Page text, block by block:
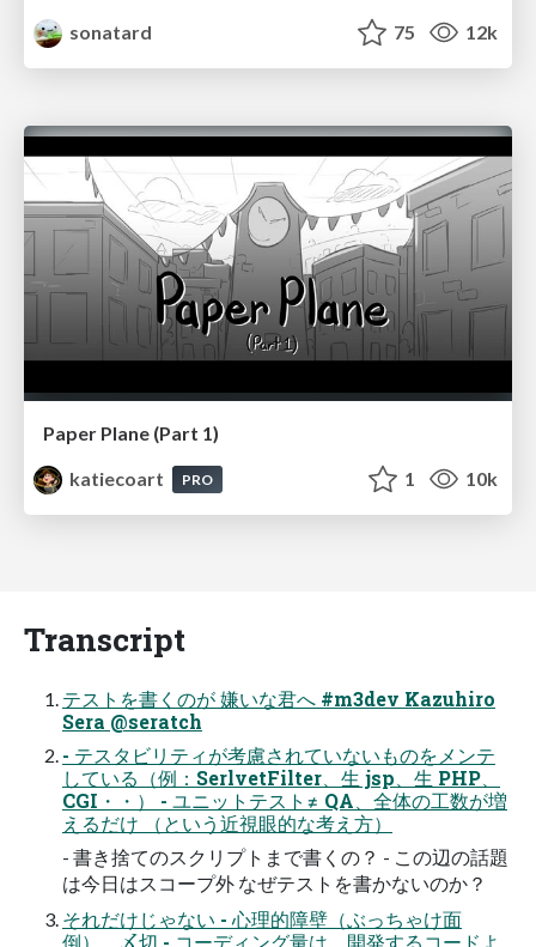
sonatard
75 12k
Paper Plane (Part 1)
katiecoart
PRO 1 10k
Transcript
テストを書くのが 嫌いな君へ #m3dev Kazuhiro
Sera @seratch
- テスタビリティが考慮されていないものをメンテ
している（例：SerlvetFilter、生 jsp、生 PHP、
CGI・・） - ユニットテスト≠ QA、全体の工数が増
えるだけ （という近視眼的な考え方）
- 書き捨てのスクリプトまで書くの？ - この辺の話題
は今日はスコープ外 なぜテストを書かないのか？
それだけじゃない - 心理的障壁（ぶっちゃけ面
倒）、〆切 - コーディング量は、開発するコードよ